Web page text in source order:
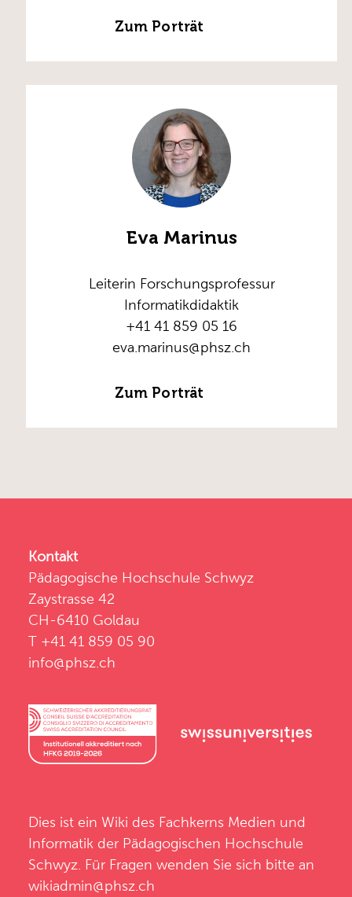
Zum Porträt
Eva Marinus
Leiterin Forschungsprofessur
Informatikdidaktik
+41 41 859 05 16
eva.marinus@phsz.ch
Zum Porträt
Kontakt
Pädagogische Hochschule Schwyz
Zaystrasse 42
CH-6410 Goldau
T +41 41 859 05 90
info@phsz.ch
Dies ist ein Wiki des Fachkerns Medien und
Informatik der Pädagogischen Hochschule
Schwyz . Für Fragen wenden Sie sich bitte an
wikiadmin@phsz.ch